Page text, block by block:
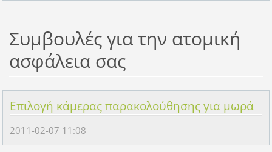
Συμβουλές για την ατομική
ασφάλεια σας
Επιλογή κάμερας παρακολούθησης για μωρά
2011-02-07 11:08